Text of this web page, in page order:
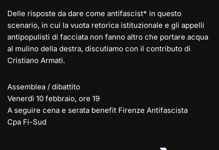
Delle risposte da dare come antifascist* in questo
scenario, in cui la vuota retorica istituzionale e gli appelli
antipopulisti di facciata non fanno altro che portare acqua
al mulino della destra, discutiamo con il contributo di
Cristiano Armati.
Assemblea / dibattito
Venerdì 10 febbraio, ore 19
A seguire cena e serata benefit Firenze Antifascista
Cpa Fi-Sud